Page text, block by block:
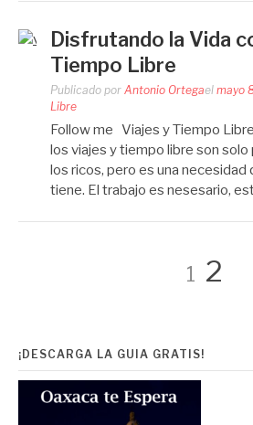
Disfrutando la Vida
Tiempo Libre
Publicado por Antonio Ortegael mayo
Libre
Follow me Viajes y Tiempo
los viajes y tiempo libre son
los ricos, pero es una necesidad
tiene. El trabajo es nesesario,
Paginación
de
entradas
Página
1 2
¡DESCARGA LA GUIA GRATIS!